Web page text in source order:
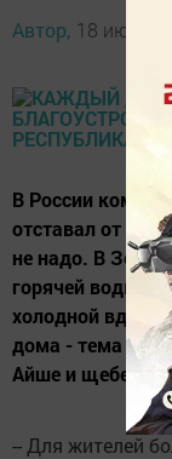
Автор, 18 июня
В России
отставал от
не надо. В
горячей воды -
холодной
дома - тема
Айше и
-- Для жителей